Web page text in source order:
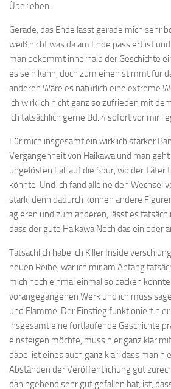
Überleben.
Gerade, das Ende lässt gerade mich sehr
weiß nicht was da am Ende passiert ist
man bekommt innerhalb der Geschichte
es sein kann, doch zum einen stimmt für
anderen Wäre es natürlich eine extreme
ich wirklich nicht ganz so zufrieden mit
ich tatsächlich gerne Bd. 4 sofort vor mir
Für mich insgesamt ein wirklich starker
Vergangenheit von Haikawa und man
ungelösten Fall auf die Spur, wo der Täter
könnte. Und ich fand alleine den Wechsel
stark, denn dadurch können andere
agieren und zum anderen, lässt es
dass der gute Haikawa Noch das ein oder
Tatsächlich habe ich Killer Inside
neuen Reihe, war ich mir am Anfang
mich noch einmal einmal so packen
vorangegangenen Werk und ich muss
und Flamme. Der Einstieg funktioniert
insgesamt eine fortlaufende Geschichte
einsteigen möchte, muss hier ganz klar
dabei ist eines auch ganz klar, dass man
Abständen der Veröffentlichung gut
dahingehend sehr gut gefallen hat, ist,